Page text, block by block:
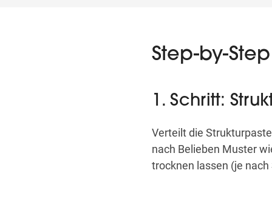
Step-by-
1. Schritt:
Verteilt die
nach Belieben Muster
trocknen lassen (je